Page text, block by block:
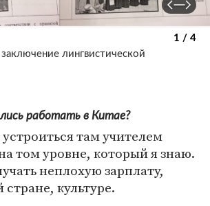
1 / 4
лингвистической
работать в Китае?
там учителем
том уровне, который я знаю.
неплохую зарплату,
культуре.